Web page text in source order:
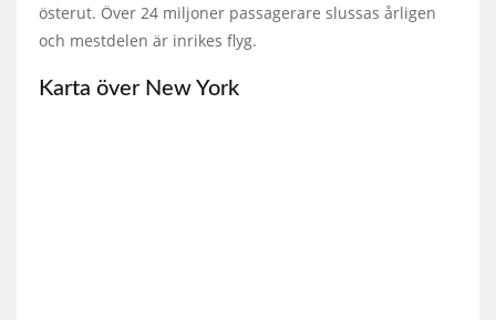
österut. Över 24 miljoner passagerare slussas årligen
och mestdelen är inrikes flyg.
Karta över New York